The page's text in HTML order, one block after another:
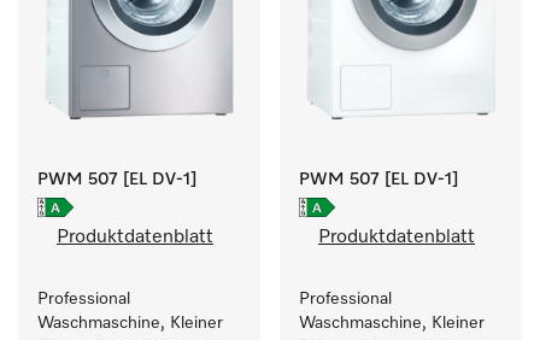
PWM 507 [EL DV-1]
Produktdatenblatt
Professional
Waschmaschine, Kleiner
PWM 507 [EL DV-1]
Produktdatenblatt
Professional
Waschmaschine, Kleiner